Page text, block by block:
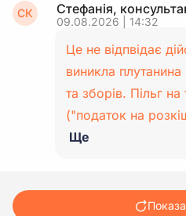
СК Стефанія,
09.08.2026 | 14:32
Це не відпвідає
виникла
та зборів. Пільг
("податок на
Ще